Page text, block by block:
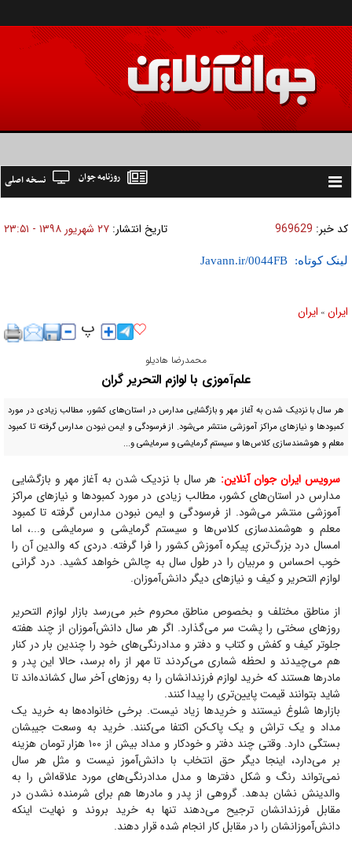
Toggle
نسخه اصلی روزنامه جوان
کد خبر: 969629 تاریخ انتشار: ۲۷ شهريور ۱۳۹۸ - ۲۳:۵۱
لینک کوتاه:
ايران » ايران
محمدرضا هادیلو
علم‌آموزی با لوازم التحریر گران
هر سال با نزدیک شدن به آغاز مهر و بازگشایی مدارس در استان‌های کشور، مطالب زیادی در مورد
کمبود‌ها و نیاز‌های مراکز آموزشی منتشر می‌شود. از فرسودگی و ایمن نبودن مدارس گرفته تا کمبود
معلم و هوشمندسازی کلاس‌ها و سیستم گرمایشی و سرمایشی و...
سرویس ایران جوان آنلاین: هر سال با نزدیک شدن به آغاز مهر و بازگشایی
مدارس در استان‌های کشور، مطالب زیادی در مورد کمبود‌ها و نیاز‌های مراکز
آموزشی منتشر می‌شود. از فرسودگی و ایمن نبودن مدارس گرفته تا کمبود
معلم و هوشمندسازی کلاس‌ها و سیستم گرمایشی و سرمایشی و...، اما
امسال درد بزرگ‌تری پیکره آموزش کشور را فرا گرفته. دردی که والدین آن را
خوب احساس و مربیان را در طول سال به چالش خواهد کشید. درد گرانی
لوازم التحریر و کیف و نیاز‌های دیگر دانش‌آموزان.
از مناطق مختلف و بخصوص مناطق محروم خبر می‌رسد بازار لوازم التحریر
روز‌های سختی را پشت سر می‌گذارد. اگر هر سال دانش‌آموزان از چند هفته
جلوتر کیف و کفش و کتاب و دفتر و مدادرنگی‌های خود را چندین بار در کنار
هم می‌چیدند و لحظه شماری می‌کردند تا مهر از راه برسد، حالا این پدر و
مادر‌ها هستند که خرید لوازم فرزندانشان را به روز‌های آخر سال کشانده‌اند تا
شاید بتوانند قیمت پایین‌تری را پیدا کنند.
بازار‌ها شلوغ نیستند و خرید‌ها زیاد نیست. برخی خانواده‌ها به خرید یک
مداد و یک تراش و یک پاک‌کن اکتفا می‌کنند. خرید به وسعت جیبشان
بستگی دارد. وقتی چند دفتر و خودکار و مداد بیش از ۱۰۰ هزار تومان هزینه
بر می‌دارد، اینجا دیگر حق انتخاب با دانش‌آموز نیست و مثل هر سال
نمی‌تواند رنگ و شکل دفتر‌ها و مدل مدادرنگی‌های مورد علاقه‌اش را به
والدینش نشان بدهد. گروهی از پدر و مادر‌ها هم برای شرمنده نشدن در
مقابل فرزندانشان ترجیح می‌دهند تنها به خرید بروند و نهایت اینکه
دانش‌آموزانشان را در مقابل کار انجام شده قرار دهند.